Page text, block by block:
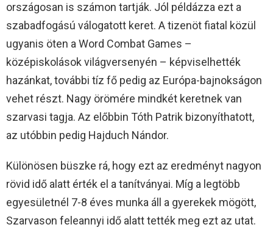
országosan is számon tartják. Jól példázza ezt a
szabadfogású válogatott keret. A tizenöt fiatal közül
ugyanis öten a Word Combat Games –
középiskolások világversenyén – képviselhették
hazánkat, további tíz fő pedig az Európa-bajnokságon
vehet részt. Nagy örömére mindkét keretnek van
szarvasi tagja. Az előbbin Tóth Patrik bizonyíthatott,
az utóbbin pedig Hajduch Nándor.
Különösen büszke rá, hogy ezt az eredményt nagyon
rövid idő alatt érték el a tanítványai. Míg a legtöbb
egyesületnél 7-8 éves munka áll a gyerekek mögött,
Szarvason feleannyi idő alatt tették meg ezt az utat.